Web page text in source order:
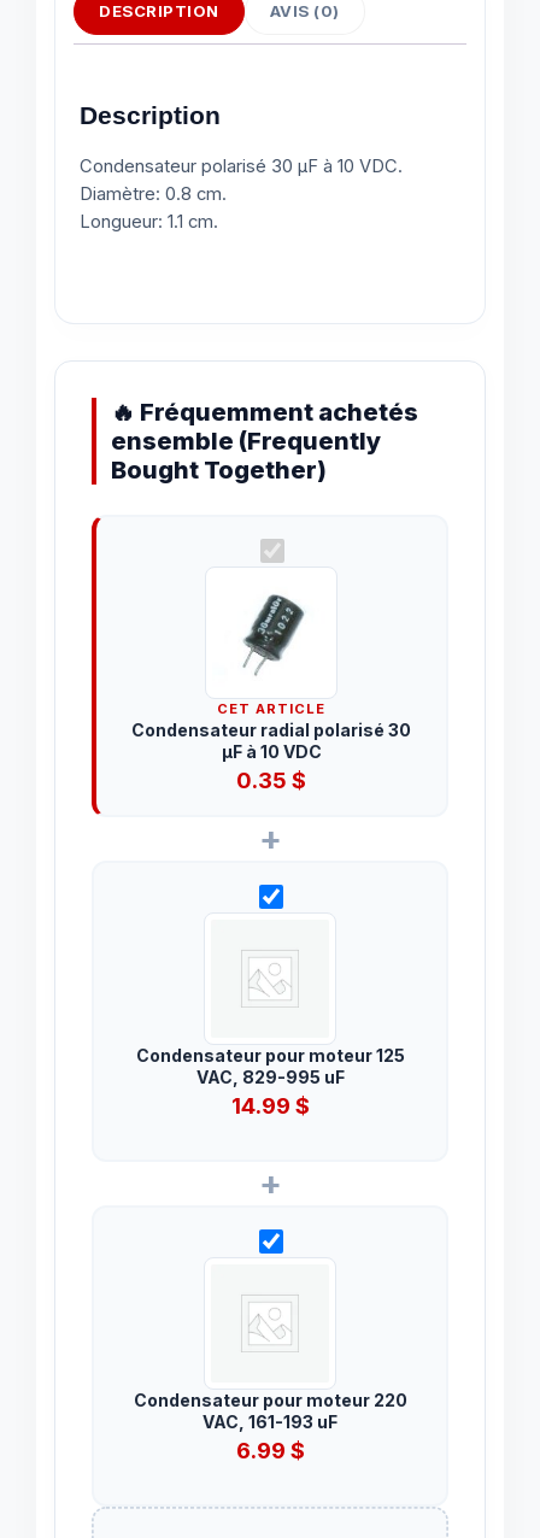
DESCRIPTION AVIS (0)
Description
Condensateur polarisé 30 μF à 10 VDC.
Diamètre: 0.8 cm.
Longueur: 1.1 cm.
🔥 Fréquemment achetés
ensemble (Frequently
Bought Together)
CET ARTICLE
Condensateur radial polarisé 30
µF à 10 VDC
0.35$
+
Condensateur pour moteur 125
VAC, 829-995 uF
14.99 $
+
Condensateur pour moteur 220
VAC, 161-193 uF
6.99 $